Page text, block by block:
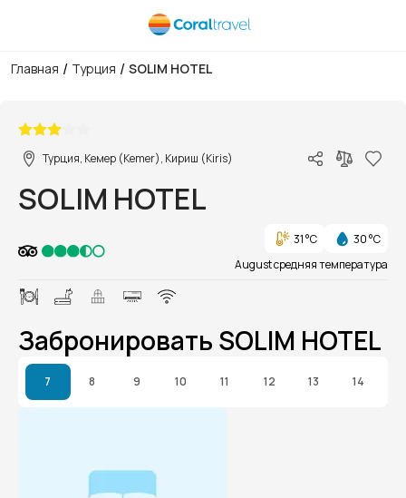
Главная / Турция / SOLIM HOTEL
Турция, Кемер (Kemer), Кириш (Kiris)
SOLIM HOTEL
31 °C
30 °C
August средняя температура
Забронировать SOLIM HOTEL
7 8 9 10 11 12 13 14